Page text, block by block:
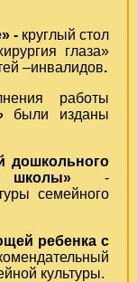
- круглый стол
глаза»
–инвалидов.
работы
были изданы
дошкольного
-
семейного
ребенка с
культуры.